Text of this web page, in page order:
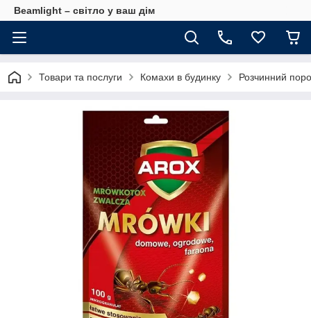
Beamlight – світло у ваш дім
Товари та послуги Комахи в будинку Розчинний